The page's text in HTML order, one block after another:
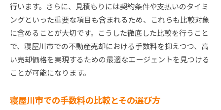
行います。さらに、見積もりには契約条件や支払いのタイミ
ングといった重要な項目も含まれるため、これらも比較対象
に含めることが大切です。こうした徹底した比較を行うこと
で、寝屋川市での不動産売却における手数料を抑えつつ、高
い売却価格を実現するための最適なエージェントを見つける
ことが可能になります。
寝屋川市での手数料の比較とその選び方